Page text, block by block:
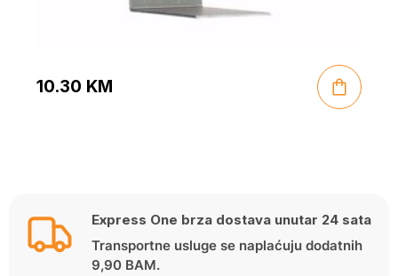
10.30 KM
Express One brza dostava unutar 24 sata
Transportne usluge se naplaćuju dodatnih
9,90 BAM.